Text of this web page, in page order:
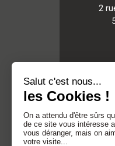
2